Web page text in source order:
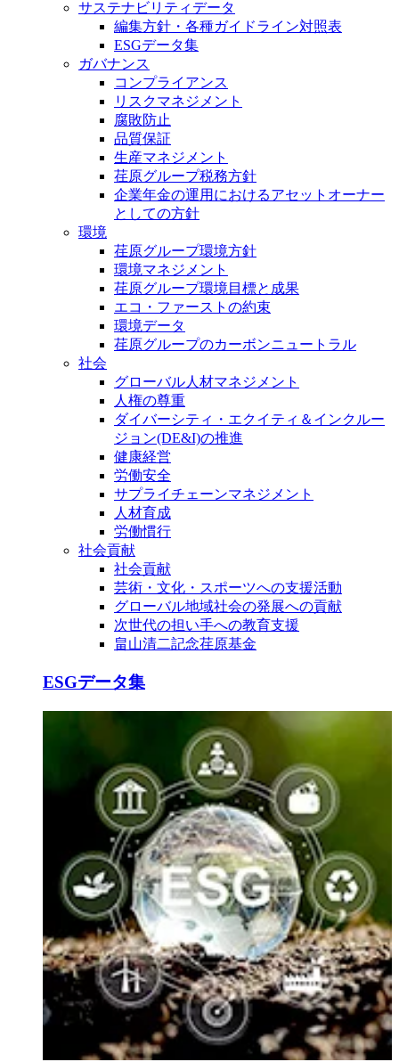
サステナビリティデータ
編集方針・各種ガイドライン対照表
ESGデータ集
ガバナンス
コンプライアンス
リスクマネジメント
腐敗防止
品質保証
生産マネジメント
荏原グループ税務方針
企業年金の運用におけるアセットオーナー
としての方針
環境
荏原グループ環境方針
環境マネジメント
荏原グループ環境目標と成果
エコ・ファーストの約束
環境データ
荏原グループのカーボンニュートラル
社会
グローバル人材マネジメント
人権の尊重
ダイバーシティ・エクイティ＆インクルー
ジョン(DE&I)の推進
健康経営
労働安全
サプライチェーンマネジメント
人材育成
労働慣行
社会貢献
社会貢献
芸術・文化・スポーツへの支援活動
グローバル地域社会の発展への貢献
次世代の担い手への教育支援
畠山清二記念荏原基金
ESGデータ集